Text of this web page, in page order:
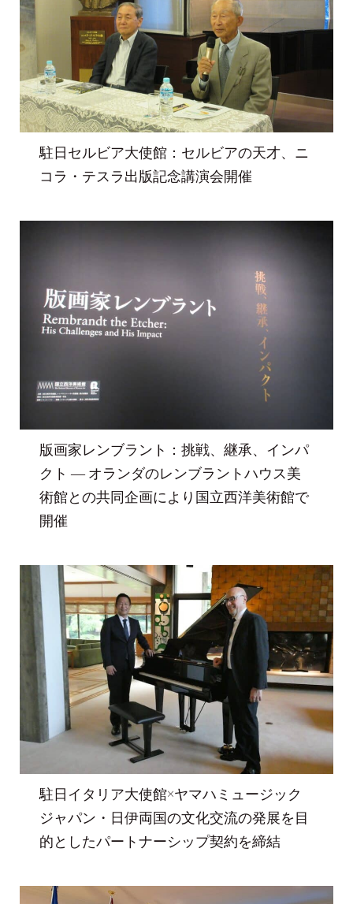
駐日セルビア大使館：セルビアの天才、ニ
コラ・テスラ出版記念講演会開催
版画家レンブラント：挑戦、継承、インパ
クト ― オランダのレンブラントハウス美
術館との共同企画により国立西洋美術館で
開催
駐日イタリア大使館×ヤマハミュージック
ジャパン・日伊両国の文化交流の発展を目
的としたパートナーシップ契約を締結